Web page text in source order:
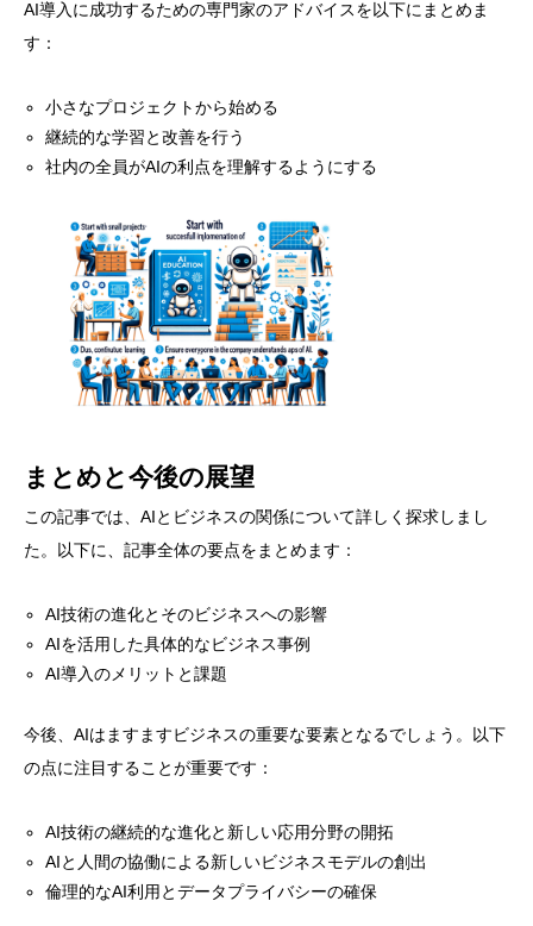
AI導入に成功するための専門家のアドバイスを以下にまとめま
す：
小さなプロジェクトから始める
継続的な学習と改善を行う
社内の全員がAIの利点を理解するようにする
まとめと今後の展望
この記事では、AIとビジネスの関係について詳しく探求しまし
た。以下に、記事全体の要点をまとめます：
AI技術の進化とそのビジネスへの影響
AIを活用した具体的なビジネス事例
AI導入のメリットと課題
今後、AIはますますビジネスの重要な要素となるでしょう。以下
の点に注目することが重要です：
AI技術の継続的な進化と新しい応用分野の開拓
AIと人間の協働による新しいビジネスモデルの創出
倫理的なAI利用とデータプライバシーの確保